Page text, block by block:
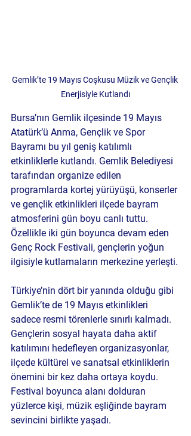
Gemlik’te 19 Mayıs Coşkusu Müzik ve Gençlik
Enerjisiyle Kutlandı
Bursa’nın Gemlik ilçesinde 19 Mayıs
Atatürk’ü Anma, Gençlik ve Spor
Bayramı bu yıl geniş katılımlı
etkinliklerle kutlandı. Gemlik Belediyesi
tarafından organize edilen
programlarda kortej yürüyüşü, konserler
ve gençlik etkinlikleri ilçede bayram
atmosferini gün boyu canlı tuttu.
Özellikle iki gün boyunca devam eden
Genç Rock Festivali, gençlerin yoğun
ilgisiyle kutlamaların merkezine yerleşti.
Türkiye’nin dört bir yanında olduğu gibi
Gemlik’te de 19 Mayıs etkinlikleri
sadece resmi törenlerle sınırlı kalmadı.
Gençlerin sosyal hayata daha aktif
katılımını hedefleyen organizasyonlar,
ilçede kültürel ve sanatsal etkinliklerin
önemini bir kez daha ortaya koydu.
Festival boyunca alanı dolduran
yüzlerce kişi, müzik eşliğinde bayram
sevincini birlikte yaşadı.